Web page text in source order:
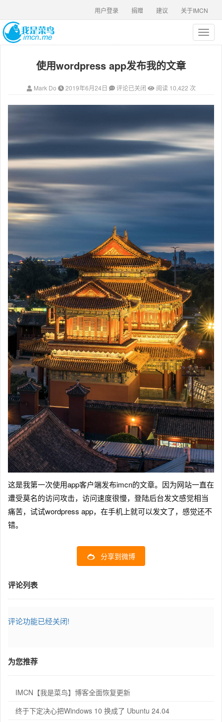
关于IMCN
建议
捐赠
用户登录
T
o
a
i
t
i
使用wordpress app发布我的文章
Mark Do 2019年6月24日 评论已关闭 阅读 10,422 次
这是我第一次使用app客户端发布imcn的文章。因为网站一直在
遭受莫名的访问攻击，访问速度很慢，登陆后台发文感觉相当
痛苦，试试wordpress app，在手机上就可以发文了，感觉还不
错。
分享到微博
评论列表
评论功能已经关闭!
为您推荐
IMCN【我是菜鸟】博客全面恢复更新
终于下定决心把Windows 10 换成了 Ubuntu 24.04